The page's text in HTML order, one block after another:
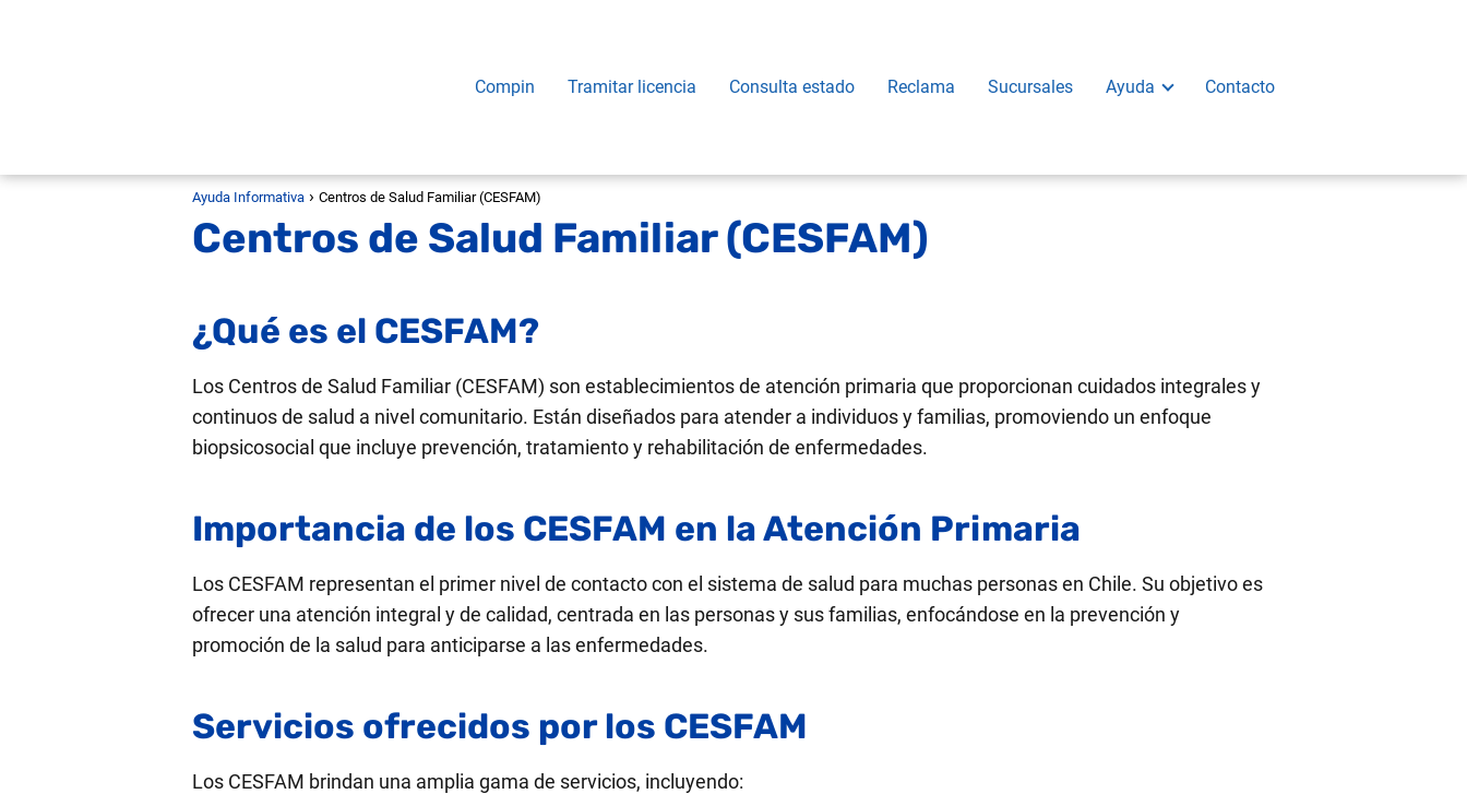
Compin Tramitar licencia Consulta estado Reclama Sucursales Ayuda Contacto
Ayuda Informativa Centros de Salud Familiar (CESFAM)
Centros de Salud Familiar (CESFAM)
¿Qué es el CESFAM?
Los Centros de Salud Familiar (CESFAM) son establecimientos de atención primaria que proporcionan cuidados integrales y
continuos de salud a nivel comunitario. Están diseñados para atender a individuos y familias, promoviendo un enfoque
biopsicosocial que incluye prevención, tratamiento y rehabilitación de enfermedades​.
Importancia de los CESFAM en la Atención Primaria
Los CESFAM representan el primer nivel de contacto con el sistema de salud para muchas personas en Chile. Su objetivo es
ofrecer una atención integral y de calidad, centrada en las personas y sus familias, enfocándose en la prevención y
promoción de la salud para anticiparse a las enfermedades​.
Servicios ofrecidos por los CESFAM
Los CESFAM brindan una amplia gama de servicios, incluyendo: